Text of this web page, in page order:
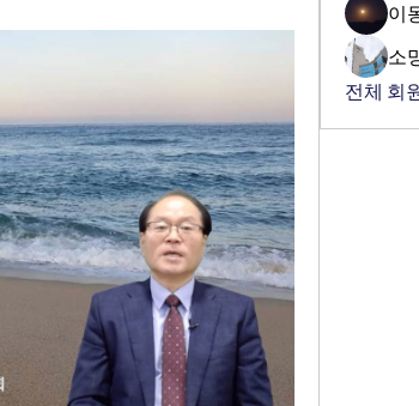
이
소
전체 회